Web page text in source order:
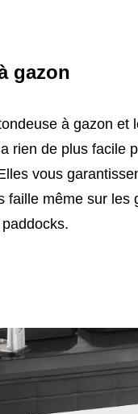
gazon
à gazon et
rien de plus facile
vous
faille même sur les